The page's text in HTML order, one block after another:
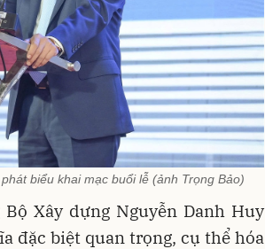
biểu khai mạc buổi lễ (ảnh Trọng Bảo)
Xây dựng Nguyễn Danh Huy
đặc biệt quan trọng, cụ thể hóa